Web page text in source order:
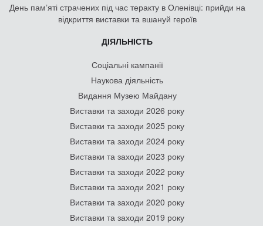
День памʼяті страчених під час теракту в Оленівці: прийди на
відкриття виставки та вшануй героїв
ДІЯЛЬНІСТЬ
Соціальні кампанії
Наукова діяльність
Видання Музею Майдану
Виставки та заходи 2026 року
Виставки та заходи 2025 року
Виставки та заходи 2024 року
Виставки та заходи 2023 року
Виставки та заходи 2022 року
Виставки та заходи 2021 року
Виставки та заходи 2020 року
Виставки та заходи 2019 року